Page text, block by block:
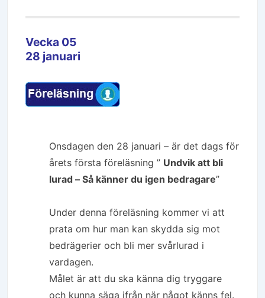
Vecka 05
28 januari
Onsdagen den 28 januari – är det dags för
årets första föreläsning ” Undvik att bli
lurad – Så känner du igen bedragare”
Under denna föreläsning kommer vi att
prata om hur man kan skydda sig mot
bedrägerier och bli mer svårlurad i
vardagen.
Målet är att du ska känna dig tryggare
och kunna säga ifrån när något känns fel.